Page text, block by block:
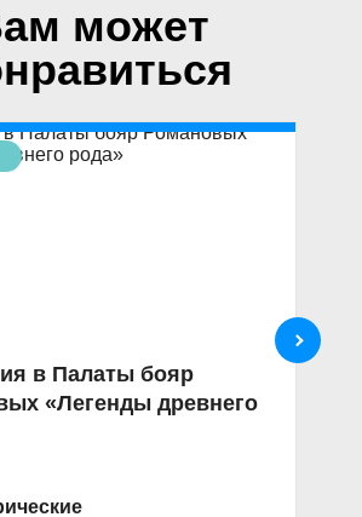
может
в Палаты бояр
«Легенды древнего